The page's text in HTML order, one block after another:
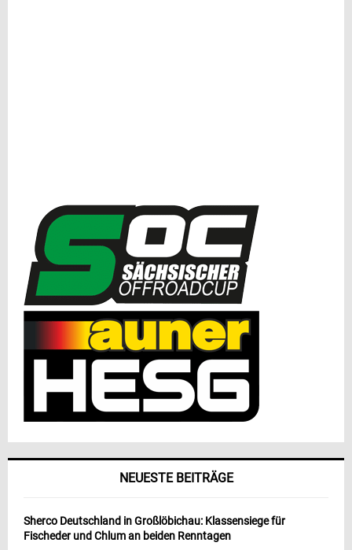
NEUESTE BEITRÄGE
Sherco Deutschland in Großlöbichau: Klassensiege für
Fischeder und Chlum an beiden Renntagen